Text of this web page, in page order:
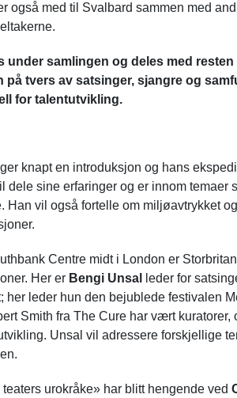
også med til Svalbard sammen med
under samlingen og deles med
på tvers av satsinger, sjangre og
for talentutvikling.
knapt en introduksjon og hans
dele sine erfaringer og er innom temaer
Han vil også fortelle om miljøavtrykket
Centre midt i London er
Her er Bengi Unsal
leder for
her leder hun den bejublede festivalen
Smith fra The Cure har vært kuratorer,
Unsal vil adressere forskjellige
urokråke» har blitt hengende ved